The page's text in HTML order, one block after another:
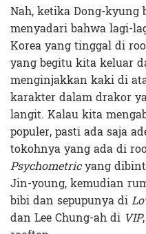
Nah, ketika Dong-
menyadari bahwa lagi-
Korea yang tinggal di
yang begitu kita keluar
menginjakkan kaki di
karakter dalam drakor
langit. Kalau kita
populer, pasti ada saja
tokohnya yang ada di
Psychometricyang
Jin-young, kemudian
bibi dan sepupunya di
dan Lee Chung-ah di VIP